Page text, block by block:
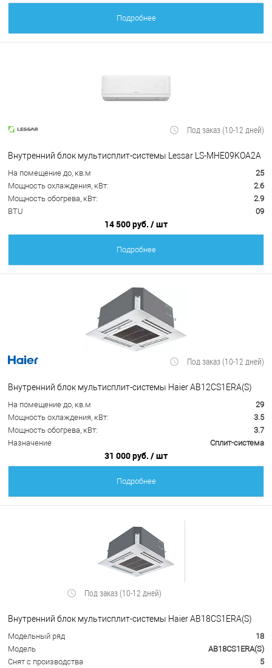
Подробнее
Под заказ (10-12 дней)
Внутренний блок мультисплит-системы Lessar LS-MHE09KOA2A
На помещение до, кв.м
25
Мощность охлаждения, кВт:
2.6
Мощность обогрева, кВт:
2.9
BTU
09
14 500 руб. / шт
Подробнее
Под заказ (10-12 дней)
Внутренний блок мультисплит-системы Haier AB12CS1ERA(S)
На помещение до, кв.м
29
Мощность охлаждения, кВт:
3.5
Мощность обогрева, кВт:
3.7
Назначение
Сплит-система
31 000 руб. / шт
Подробнее
Под заказ (10-12 дней)
Внутренний блок мультисплит-системы Haier AB18CS1ERA(S)
Модельный ряд
18
Модель
AB18CS1ERA(S)
Снят с производства
5